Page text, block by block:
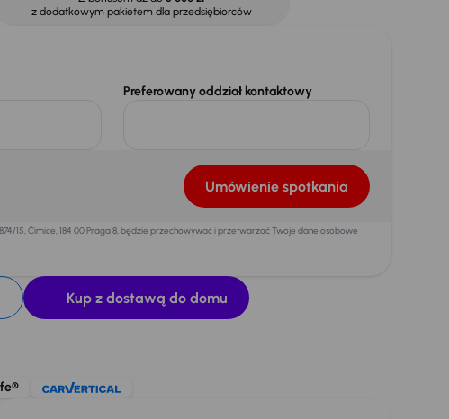
z dodatkowym pakietem dla przedsiębiorców
Preferowany oddział kontaktowy
Umówienie spotkania
15, Čimice, 184 00 Praga 8, będzie przechowywać i przetwarzać Twoje dane osobowe
Kup z dostawą do domu